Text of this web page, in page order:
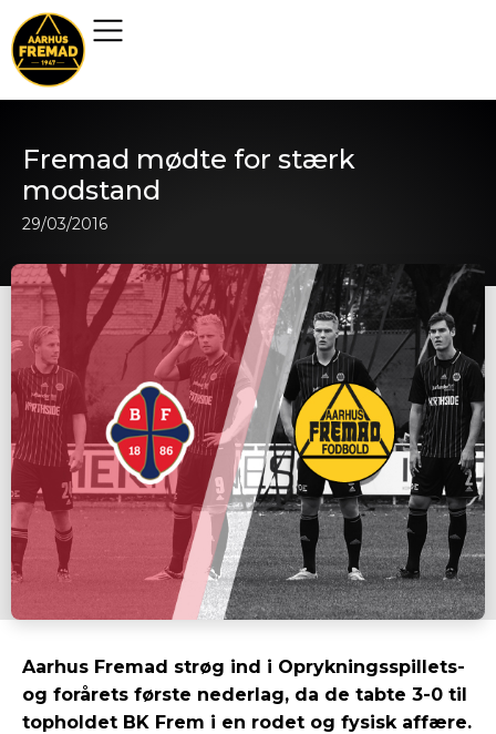
Fremad mødte for stærk
modstand
29/03/2016
Aarhus Fremad strøg ind i Oprykningsspillets-
og forårets første nederlag, da de tabte 3-0 til
topholdet BK Frem i en rodet og fysisk affære.